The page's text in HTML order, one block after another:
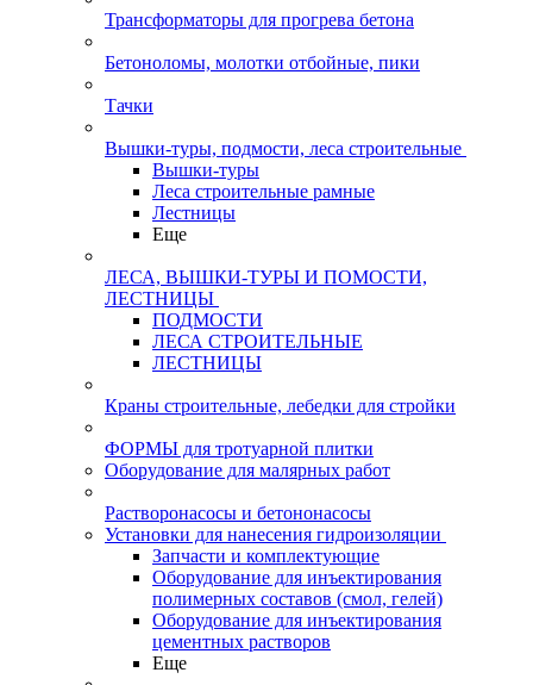
Трансформаторы для прогрева бетона
Бетоноломы, молотки отбойные, пики
Тачки
Вышки-туры, подмости, леса строительные
Вышки-туры
Леса строительные рамные
Лестницы
Еще
ЛЕСА, ВЫШКИ-ТУРЫ И ПОМОСТИ,
ЛЕСТНИЦЫ
ПОДМОСТИ
ЛЕСА СТРОИТЕЛЬНЫЕ
ЛЕСТНИЦЫ
Краны строительные, лебедки для стройки
ФОРМЫ для тротуарной плитки
Оборудование для малярных работ
Растворонасосы и бетононасосы
Установки для нанесения гидроизоляции
Запчасти и комплектующие
Оборудование для инъектирования
полимерных составов (смол, гелей)
Оборудование для инъектирования
цементных растворов
Еще